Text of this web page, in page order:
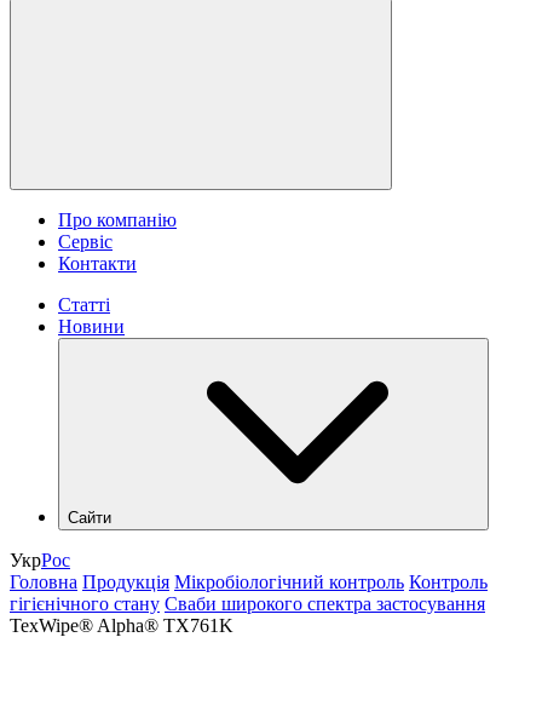
Про компанію
Сервіс
Контакти
Статті
Новини
Сайти
shop.hlr.ua
kvp.hlr.ua
ecomonitoring.hlr.ua
УкрРос
Головна Продукція Мікробіологічний контроль Контроль
гігієнічного стану Сваби широкого спектра застосування
TexWipe® Alpha® TX761K